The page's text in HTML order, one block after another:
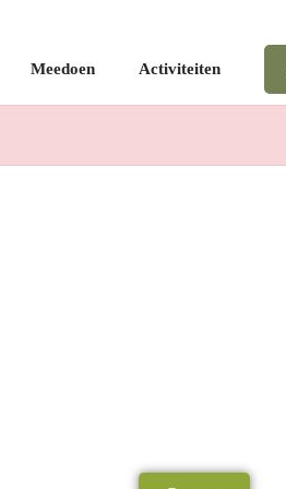
Meedoen Activiteiten